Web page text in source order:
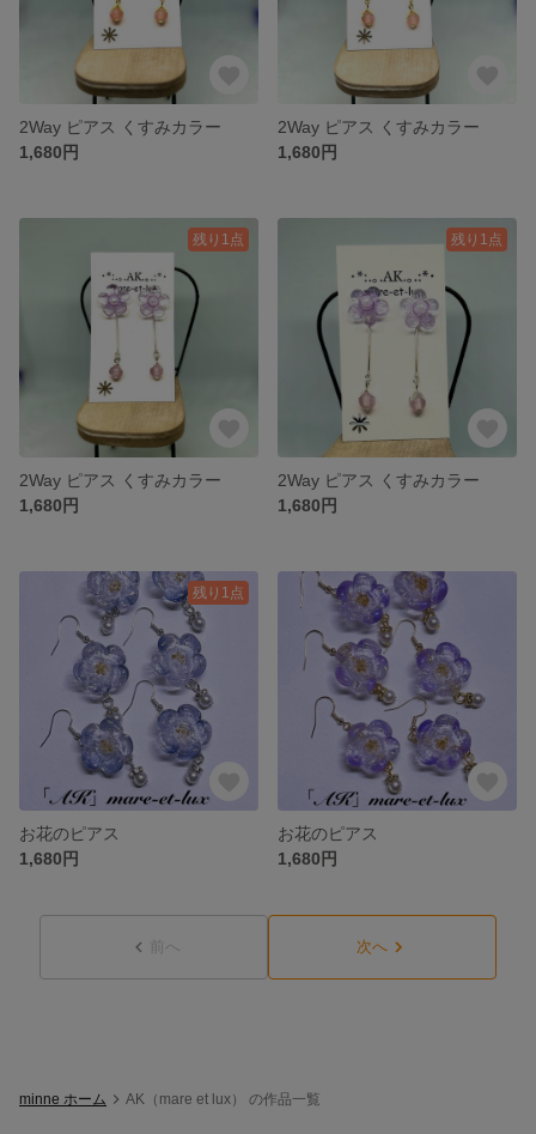
2Way ピアス くすみカラー
1,680円
2Way ピアス くすみカラー
1,680円
残り1点
2Way ピアス くすみカラー
1,680円
残り1点
2Way ピアス くすみカラー
1,680円
残り1点
お花のピアス
1,680円
お花のピアス
1,680円
前へ 次へ
minne ホーム AK（mare et lux） の作品一覧